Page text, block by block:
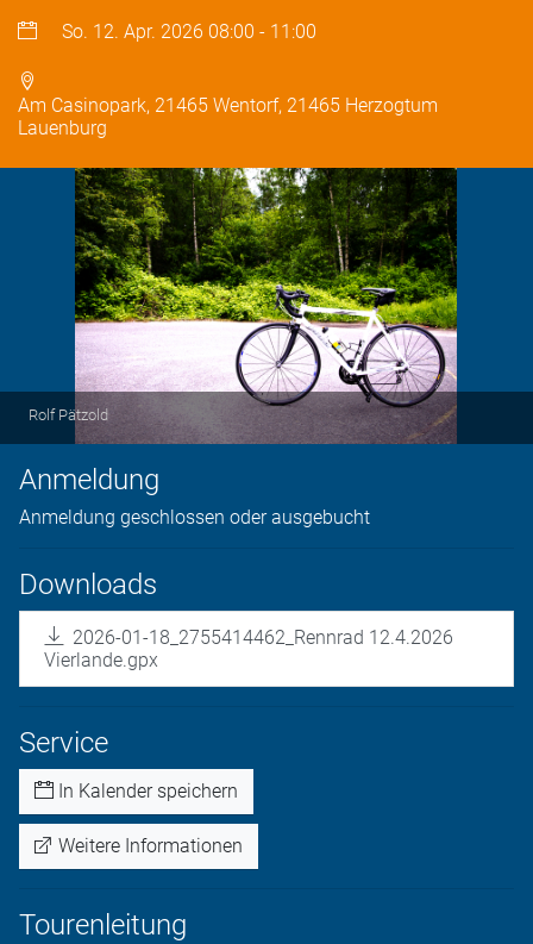
So. 12. Apr. 2026 08:00 - 11:00
Am Casinopark, 21465 Wentorf, 21465 Herzogtum
Lauenburg
Rolf Pätzold
Anmeldung
Anmeldung geschlossen oder ausgebucht
Downloads
2026-01-18_2755414462_Rennrad 12.4.2026
Vierlande.gpx
Service
In Kalender speichern
Weitere Informationen
Tourenleitung